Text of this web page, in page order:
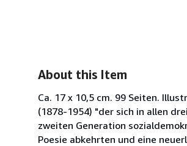
About this Item
Ca. 17 x 10,5 cm. 99 Seiten.
(1878-1954) "der sich in allen
zweiten Generation
Poesie abkehrten und eine